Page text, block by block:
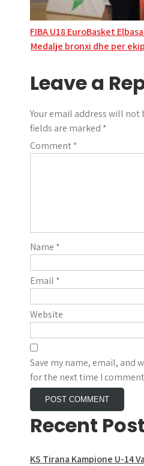
Post
navigation
FIBA U18 EuroBasket
Medalje bronxi dhe per
Leave a
Your email address will not
fields are marked *
Comment*
Name *
Email *
Website
Save my name, email, and
for the next time I
Recent
KS Tirana Kampione U-14